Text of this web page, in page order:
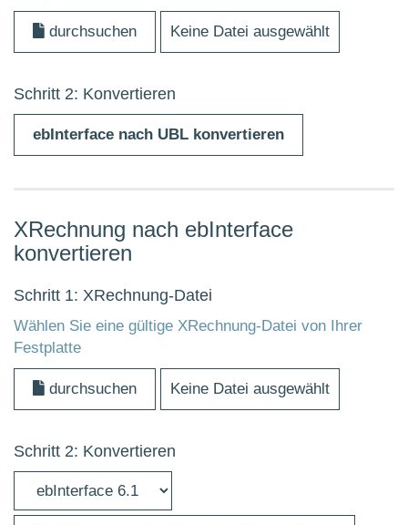
durchsuchen Keine Datei ausgewählt
Schritt 2: Konvertieren
ebInterface nach UBL konvertieren
XRechnung nach ebInterface
konvertieren
Schritt 1: XRechnung-Datei
Wählen Sie eine gültige XRechnung-Datei von Ihrer
Festplatte
durchsuchen Keine Datei ausgewählt
Schritt 2: Konvertieren